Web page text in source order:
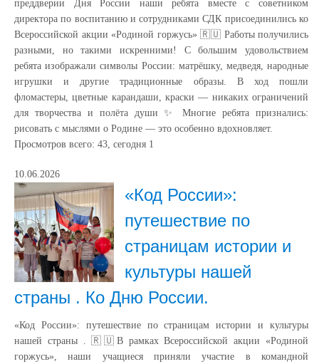
преддверии Дня России наши ребята вместе с советником
директора по воспитанию и сотрудниками СДК присоединились ко
Всероссийской акции «Родиной горжусь» 🇷🇺 Работы получились
разными, но такими искренними! С большим удовольствием
ребята изображали символы России: матрёшку, медведя, народные
игрушки и другие традиционные образы. В ход пошли
фломастеры, цветные карандаши, краски — никаких ограничений
для творчества и полёта души ✨ Многие ребята признались:
рисовать с мыслями о Родине — это особенно вдохновляет.
Просмотров всего: 43, сегодня 1
10.06.2026
«Код России»:
путешествие по
страницам истории и
культуры нашей
страны . Ко Дню России.
«Код России»: путешествие по страницам истории и культуры
нашей страны . 🇷🇺В рамках Всероссийской акции «Родиной
горжусь», наши учащиеся приняли участие в командной